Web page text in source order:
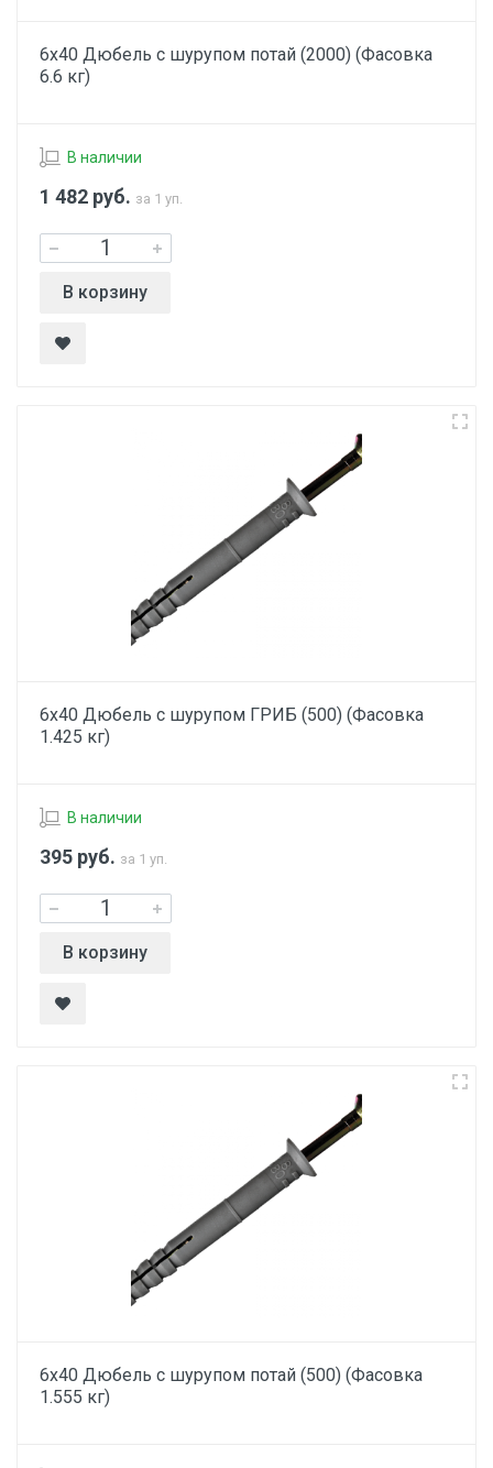
6х40 Дюбель с шурупом потай (2000) (Фасовка
6.6 кг)
В наличии
1 482 руб. за 1 уп.
В корзину
6х40 Дюбель с шурупом ГРИБ (500) (Фасовка
1.425 кг)
В наличии
395 руб. за 1 уп.
В корзину
6х40 Дюбель с шурупом потай (500) (Фасовка
1.555 кг)